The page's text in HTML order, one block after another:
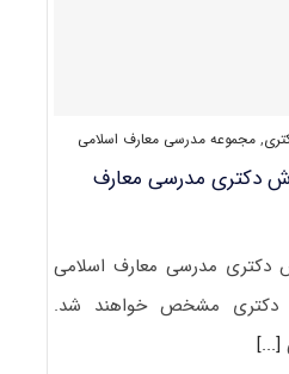
, مجموعه مدرسی معارف اسلامی
دکتری ﻣﺪرسی ﻣﻌﺎرف
دکتری ﻣﺪرسی ﻣﻌﺎرف اﺳﻼمی
دکتری مشخص خواهند شد.
[...]